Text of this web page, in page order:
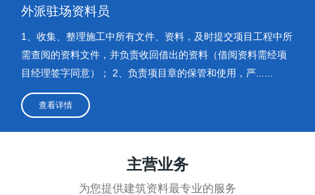
外派驻场资料员
1、收集、整理施工中所有文件、资料，及时提交项目工程中所
需查阅的资料文件，并负责收回借出的资料（借阅资料需经项
目经理签字同意）； 2、负责项目章的保管和使用，严......
查看详情
主营业务
为您提供建筑资料最专业的服务